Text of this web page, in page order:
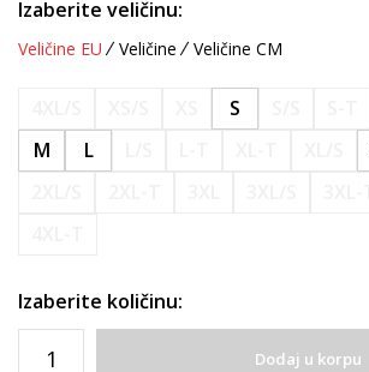
Izaberite veličinu:
Veličine EU Veličine Veličine CM
S
M
L
Izaberite količinu:
Dodaj u korpu